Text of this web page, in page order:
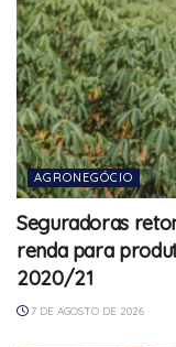
AGRONEGÓCIO
Seguradoras
renda para
2020/21
7 DE AGOSTO DE 2026